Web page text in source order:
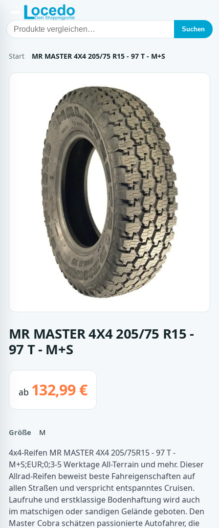
Suchen
Start MR MASTER 4X4 205/75 R15 - 97 T - M+S
MR MASTER 4X4 205/75 R15 -
97 T - M+S
ab 132,99 €
Größe M
4x4-Reifen MR MASTER 4X4 205/75R15 - 97 T -
M+S;EUR;0;3-5 Werktage All-Terrain und mehr. Dieser
Allrad-Reifen beweist beste Fahreigenschaften auf
allen Straßen und verspricht entspanntes Cruisen.
Laufruhe und erstklassige Bodenhaftung wird auch
im matschigen oder sandigen Gelände geboten. Den
Master Cobra schätzen passionierte Autofahrer, die